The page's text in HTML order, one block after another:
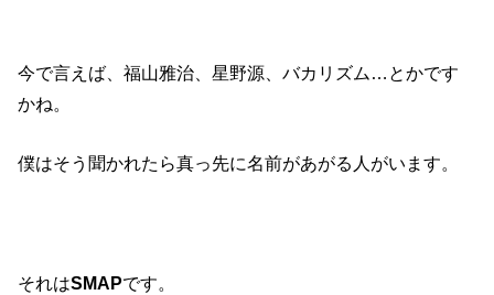
今で言えば、福山雅治、星野源、バカリズム…とかです
かね。
僕はそう聞かれたら真っ先に名前があがる人がいます。
それはSMAPです。